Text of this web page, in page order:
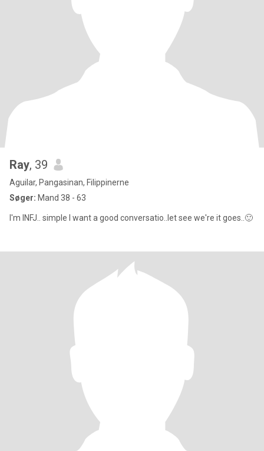
Ray, 39
Aguilar, Pangasinan, Filippinerne
Søger: Mand 38 - 63
I'm INFJ.. simple I want a good conversatio..let see we're it goes..🙂